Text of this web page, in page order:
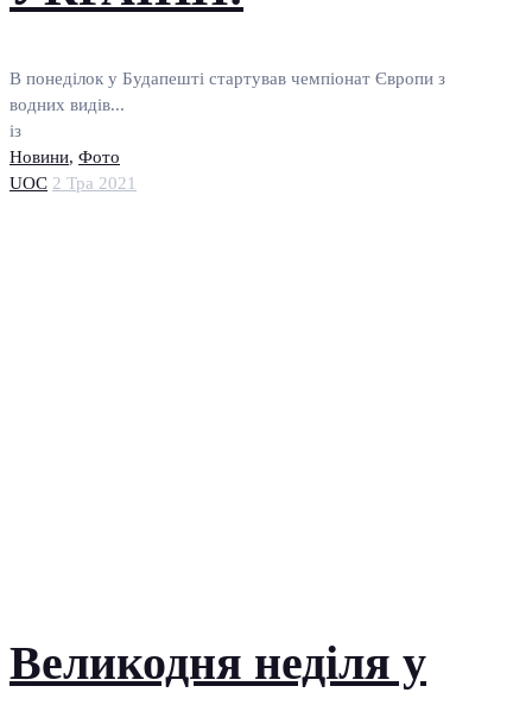
В понеділок у Будапешті стартував чемпіонат Європи з
водних видів...
із
Новини, Фото
UOC 2 Тра 2021
Великодня неділя у